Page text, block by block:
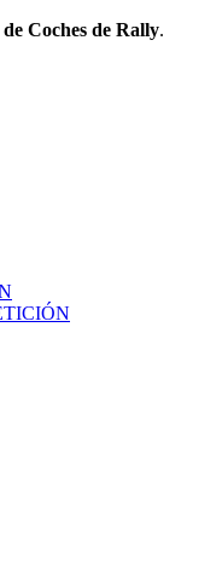
Coches de Rally.